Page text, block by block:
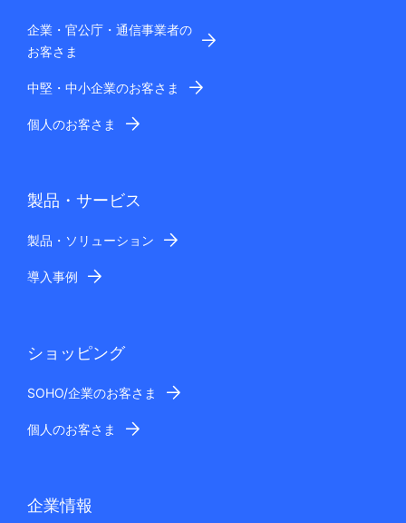
企業・官公庁・通信事業者の
お客さま
中堅・中小企業のお客さま
個人のお客さま
製品・サービス
製品・ソリューション
導入事例
ショッピング
SOHO/企業のお客さま
個人のお客さま
企業情報